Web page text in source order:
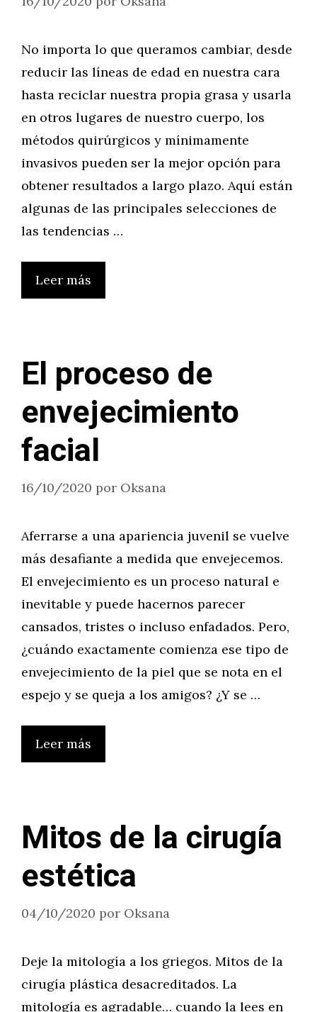
No importa lo que queramos cambiar, desde
reducir las líneas de edad en nuestra cara
hasta reciclar nuestra propia grasa y usarla
en otros lugares de nuestro cuerpo, los
métodos quirúrgicos y mínimamente
invasivos pueden ser la mejor opción para
obtener resultados a largo plazo. Aquí están
algunas de las principales selecciones de
las tendencias …
Leer más
El proceso de
envejecimiento
facial
16/10/2020 por Oksana
Aferrarse a una apariencia juvenil se vuelve
más desafiante a medida que envejecemos.
El envejecimiento es un proceso natural e
inevitable y puede hacernos parecer
cansados, tristes o incluso enfadados. Pero,
¿cuándo exactamente comienza ese tipo de
envejecimiento de la piel que se nota en el
espejo y se queja a los amigos? ¿Y se …
Leer más
Mitos de la cirugía
estética
04/10/2020 por Oksana
Deje la mitología a los griegos. Mitos de la
cirugía plástica desacreditados. La
mitología es agradable… cuando la lees en